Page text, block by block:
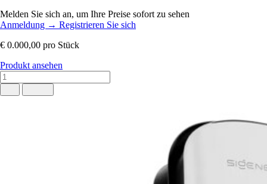
Melden Sie sich an, um Ihre Preise sofort zu sehen
Anmeldung → Registrieren Sie sich
€ 0.000,00 pro Stück
Produkt ansehen